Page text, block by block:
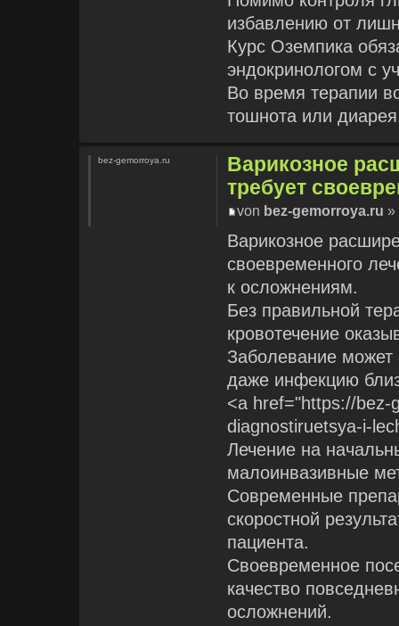
избавлению от
Курс Оземпика
эндокринологом с
Во время терапии
тошнота или
Варикозное
требует
von bez-gemorroya.ru »
Варикозное
своевременного
к осложнениям.
Без правильной
кровотечение
Заболевание может
даже инфекцию
<a href="https://bez-
diagnostiruetsya-i-
Лечение на
малоинвазивные
Современные
скоростной
пациента.
Своевременное
качество
осложнений.
bez-gemorroya.ru